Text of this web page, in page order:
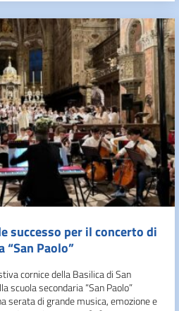
successo per il concerto di
“San Paolo”
cornice della Basilica di San
scuola secondaria “San Paolo”
serata di grande musica, emozione e